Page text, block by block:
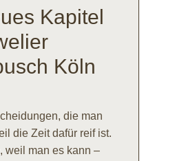
Kapitel
Köln
die man
die Zeit dafür reif ist.
weil man es kann –